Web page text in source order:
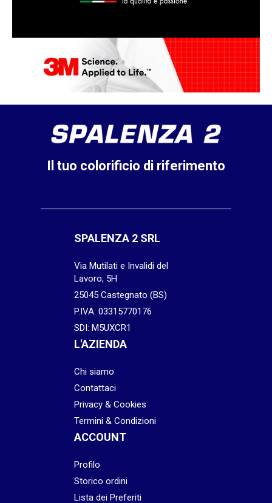
Il tuo colorificio di riferimento
SPALENZA 2 SRL
Via Mutilati e Invalidi del
Lavoro, 5H
25045 Castegnato (BS)
P.IVA: 03315770176
SDI: M5UXCR1
L'AZIENDA
Chi siamo
Contattaci
Privacy & Cookies
Termini & Condizioni
ACCOUNT
Profilo
Storico ordini
Lista dei Preferiti